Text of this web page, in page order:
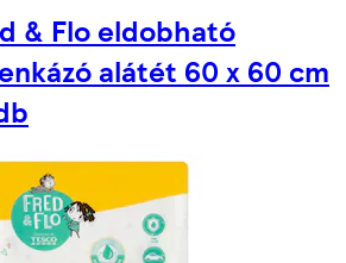
& Flo eldobható
alátét 60 x 60 cm